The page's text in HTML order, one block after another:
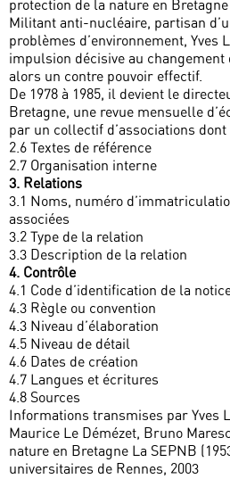
protection de la nature en Bretagne
Militant anti-nucléaire, partisan
problèmes d’environnement, Yves
impulsion décisive au changement
alors un contre pouvoir effectif.
De 1978 à 1985, il devient le
Bretagne, une revue mensuelle
par un collectif d’associations dont
2.6 Textes de référence
2.7 Organisation interne
3. Relations
3.1 Noms, numéro
associées
3.2 Type de la relation
3.3 Description de la relation
4. Contrôle
4.1 Code d’identification de la
4.3 Règle ou convention
4.3 Niveau d’élaboration
4.5 Niveau de détail
4.6 Dates de création
4.7 Langues et écritures
4.8 Sources
Informations transmises par Yves
Maurice Le Démézet, Bruno
nature en Bretagne La SEPNB
universitaires de Rennes, 2003